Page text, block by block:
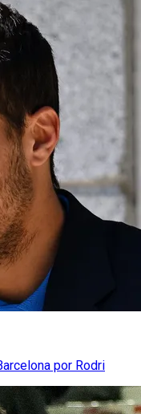
por Rodri